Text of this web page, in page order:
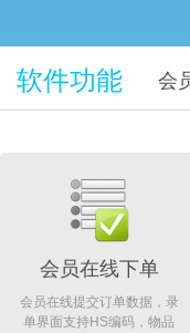
软件功能 会
会员在线下单
会员在线提交订单数据，录
单界面支持HS编码，物品